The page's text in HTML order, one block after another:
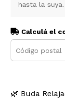
hasta la
Calculá el
🌿 Buda